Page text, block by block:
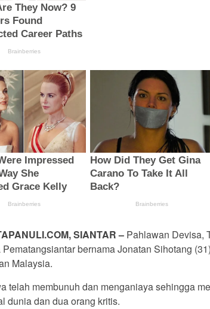
SIANTAR – Pahlawan Devisa,
bernama Jonatan Sihotang
Malaysia.
telah membunuh dan menganiaya sehingga
dunia dan dua orang kritis.